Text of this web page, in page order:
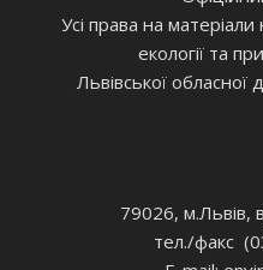
Усі права на
екології та
Львівської обласної
79026, м.Львів,
тел./факс